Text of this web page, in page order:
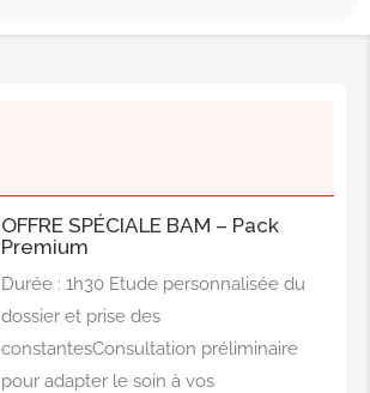
OFFRE SPÉCIALE BAM – Pack
Premium
Durée : 1h30 Etude personnalisée du
dossier et prise des
constantesConsultation préliminaire
pour adapter le soin à vos